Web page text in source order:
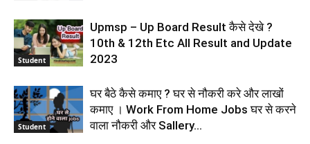
Student
Upmsp – Up Board Result कैसे देखे ?
10th & 12th Etc All Result and Update
2023
Student
घर बैठे कैसे कमाए ? घर से नौकरी करे और लाखों
कमाए । Work From Home Jobs घर से करने
वाला नौकरी और Sallery...